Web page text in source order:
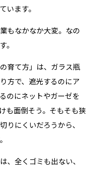
います。
もなかなか大変。なの
。
育て方」は、ガラス瓶
方で、遮光するのにア
のにネットやガーゼを
も面倒そう。そもそも狭
りにくいだろうから、
、全くゴミも出ない、